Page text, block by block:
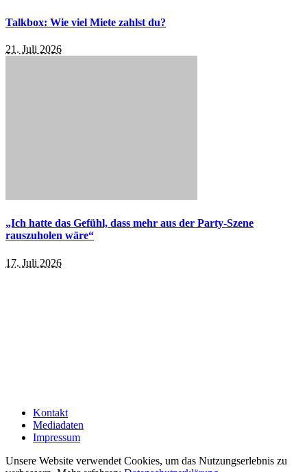
Talkbox: Wie viel Miete zahlst du?
21. Juli 2026
„Ich hatte das Gefühl, dass mehr aus der Party-Szene
rauszuholen wäre“
17. Juli 2026
Kontakt
Mediadaten
Impressum
Unsere Website verwendet Cookies, um das Nutzungserlebnis zu